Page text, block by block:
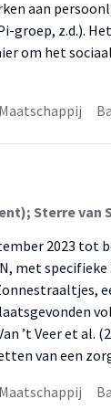
aan
groep, z.d.).
om het
Sterre van
2023 tot
met
’t Veer et al.
van een